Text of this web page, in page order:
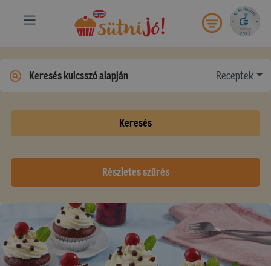
Receptek
Keresés
Részletes szűrés